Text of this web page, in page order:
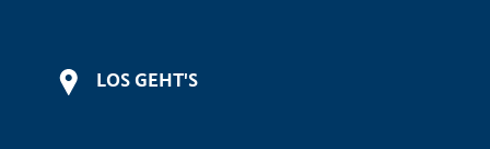
LOS GEHT'S